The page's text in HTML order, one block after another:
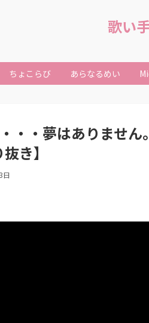
歌い
ちょこらび あらなるめい
・・夢はありません
き】
日